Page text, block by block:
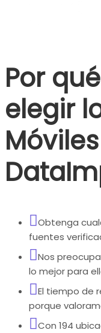
Por
elegir
Obtenga
fuentes
Nos
lo mejor para
El tiempo de
porque
Con 194